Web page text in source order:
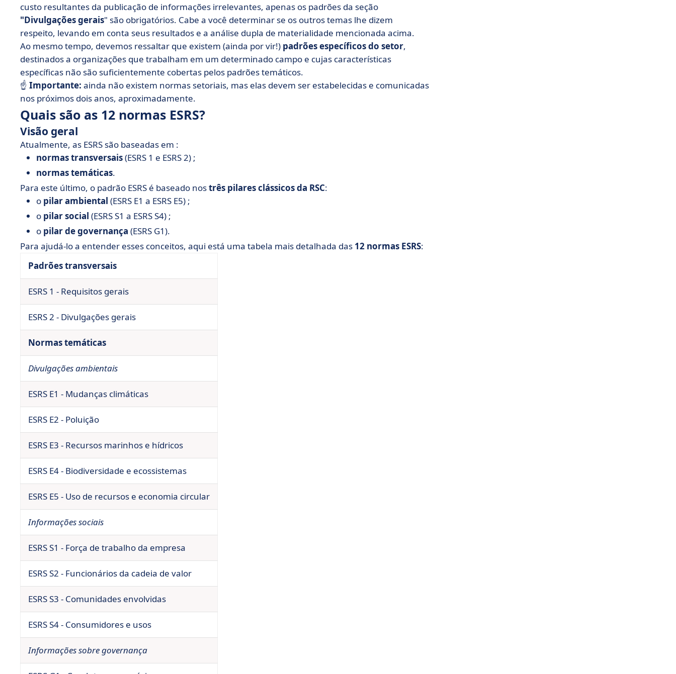
custo resultantes da publicação de informações irrelevantes, apenas os padrões da seção
"Divulgações gerais" são obrigatórios. Cabe a você determinar se os outros temas lhe dizem
respeito, levando em conta seus resultados e a análise dupla de materialidade mencionada acima.
Ao mesmo tempo, devemos ressaltar que existem (ainda por vir!) padrões específicos do setor,
destinados a organizações que trabalham em um determinado campo e cujas características
específicas não são suficientemente cobertas pelos padrões temáticos.
☝️ Importante: ainda não existem normas setoriais, mas elas devem ser estabelecidas e comunicadas
nos próximos dois anos, aproximadamente.
Quais são as 12 normas ESRS?
Visão geral
Atualmente, as ESRS são baseadas em :
normas transversais(ESRS 1 e ESRS 2) ;
normas temáticas.
Para este último, o padrão ESRS é baseado nostrês pilares clássicos da RSC:
o pilar ambiental (ESRS E1 a ESRS E5) ;
o pilar social (ESRS S1 a ESRS S4) ;
o pilar de governança (ESRS G1).
Para ajudá-lo a entender esses conceitos, aqui está uma tabela mais detalhada das 12 normas ESRS:
Padrões transversais
ESRS 1 - Requisitos gerais
ESRS 2 - Divulgações gerais
Normas temáticas
Divulgações ambientais
ESRS E1 - Mudanças climáticas
ESRS E2 - Poluição
ESRS E3 - Recursos marinhos e hídricos
ESRS E4 - Biodiversidade e ecossistemas
ESRS E5 - Uso de recursos e economia circular
Informações sociais
ESRS S1 - Força de trabalho da empresa
ESRS S2 - Funcionários da cadeia de valor
ESRS S3 - Comunidades envolvidas
ESRS S4 - Consumidores e usos
Informações sobre governança